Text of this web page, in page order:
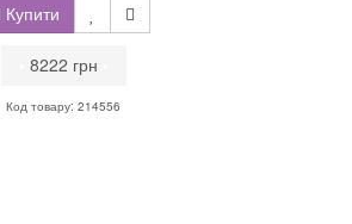
Купити
8222 грн
Код товару: 214556